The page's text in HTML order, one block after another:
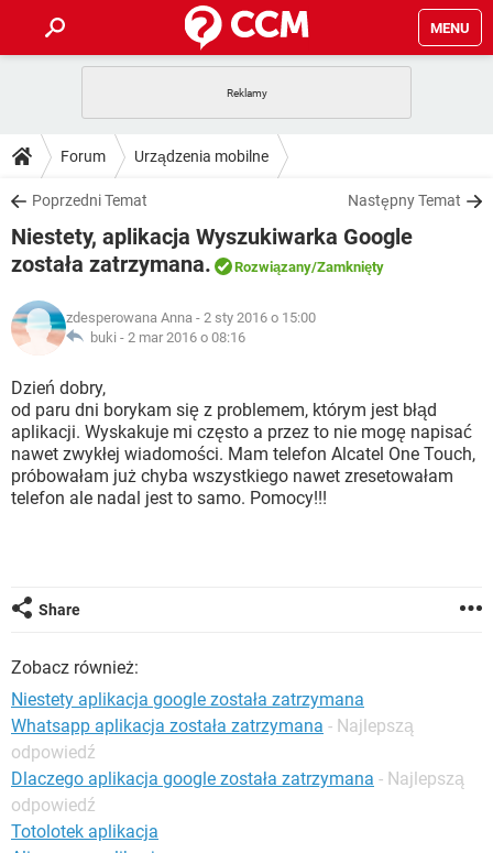
MENU
GRY WHATSAPP
SPOTIFY
INSTAGRAM FACEBOOK
WINDOWS 10
PORADY
PlayStation TIKTOK
SPOTIFY
WINDOWS 10
DO POBRANIA
ANDROID TIKTOK
GRY WHATSAPP
IOS NETFLIX
INSTAGRAM
WINDOWS 10
FORUM
GRY
INSTAGRAM FACEBOOK
WINDOWS 10
ARTYKUŁY
COVID-19
GRY
SPOTIFY NETFLIX
INSTAGRAM FACEBOOK
WINDOWS 10
Forum Urządzenia mobilne
Poprzedni Temat Następny Temat
Niestety, aplikacja Wyszukiwarka Google
została zatrzymana.
Rozwiązany/Zamknięty
zdesperowana Anna - 2 sty 2016 o 15:00
buki - 2 mar 2016 o 08:16
Dzień dobry,
od paru dni borykam się z problemem, którym jest błąd
aplikacji. Wyskakuje mi często a przez to nie mogę napisać
nawet zwykłej wiadomości. Mam telefon Alcatel One Touch,
próbowałam już chyba wszystkiego nawet zresetowałam
telefon ale nadal jest to samo. Pomocy!!!
Share
Zobacz również:
Niestety aplikacja google została zatrzymana
Whatsapp aplikacja została zatrzymana - Najlepszą
odpowiedź
Dlaczego aplikacja google została zatrzymana - Najlepszą
odpowiedź
Totolotek aplikacja